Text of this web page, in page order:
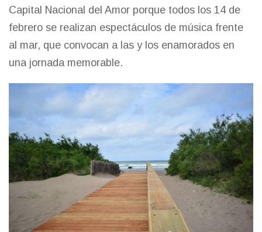
Capital Nacional del Amor porque todos los 14 de
febrero se realizan espectáculos de música frente
al mar, que convocan a las y los enamorados en
una jornada memorable.